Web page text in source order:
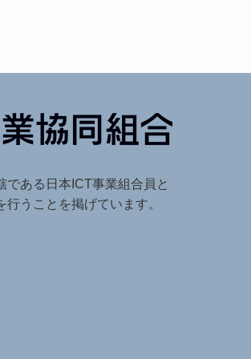
ある日本ICT事業組合員と
うことを掲げています。